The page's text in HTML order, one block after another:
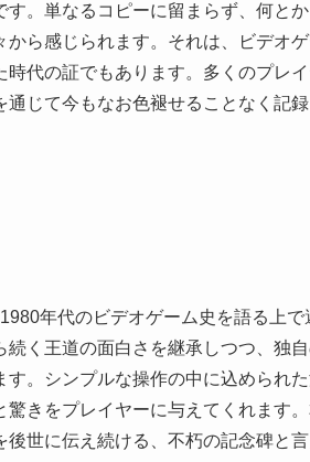
。単なるコピーに留まらず、何と
ら感じられます。それは、ビデオ
代の証でもあります。多くのプレイ
じて今もなお色褪せることなく記録
年代のビデオゲーム史を語る上
く王道の面白さを継承しつつ、独自
。シンプルな操作の中に込められ
きをプレイヤーに与えてくれます
世に伝え続ける、不朽の記念碑と言